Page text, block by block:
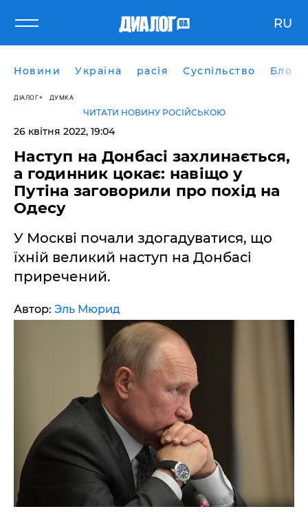
RU
Новини Україна расія Суспільство Блоги
ДІАЛОГ ДУМКА
ЧИТАТИ НОВИНУ РОСІЙСЬКОЮ
26 квітня 2022, 19:04
Наступ на Донбасі захлинається,
а годинник цокає: навіщо у
Путіна заговорили про похід на
Одесу
У Москві почали здогадуватися, що
їхній великий наступ на Донбасі
приречений.
Автор: Эль Мюрид